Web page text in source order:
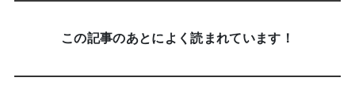
この記事のあとによく読まれています！